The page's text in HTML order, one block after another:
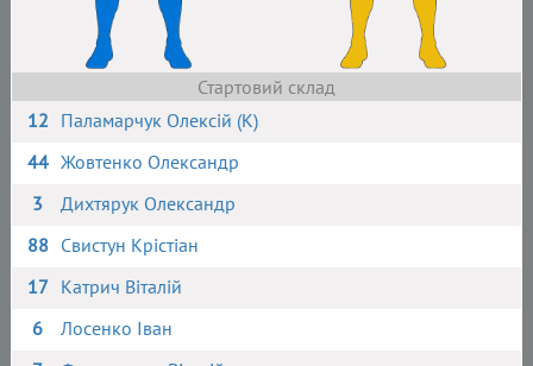
Стартовий склад
12 Паламарчук Олексій (К)
44 Жовтенко Олександр
3
Дихтярук Олександр
88 Свистун Крістіан
17 Катрич Віталій
6
Лосенко Іван